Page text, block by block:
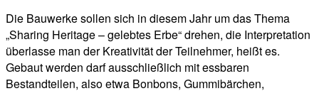
Die Bauwerke sollen sich in diesem Jahr um das Thema
„Sharing Heritage – gelebtes Erbe“ drehen, die Interpretation
überlasse man der Kreativität der Teilnehmer, heißt es.
Gebaut werden darf ausschließlich mit essbaren
Bestandteilen, also etwa Bonbons, Gummibärchen,